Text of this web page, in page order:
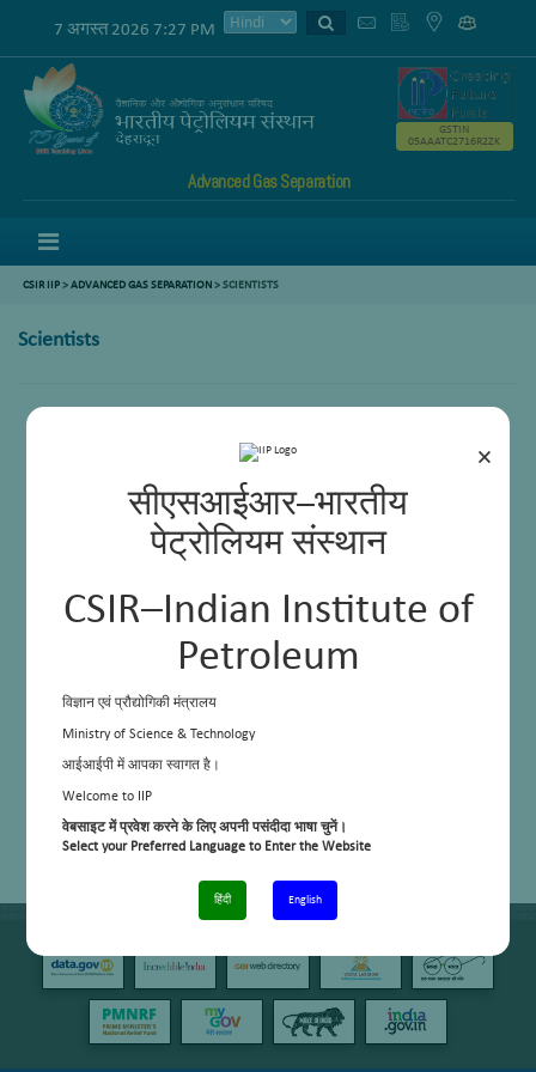
×
सीएसआईआर–भारतीय
पेट्रोलियम संस्थान
CSIR–Indian Institute of
Petroleum
विज्ञान एवं प्रौद्योगिकी मंत्रालय
Ministry of Science & Technology
आईआईपी में आपका स्वागत है।
Welcome to IIP
वेबसाइट में प्रवेश करने के लिए अपनी पसंदीदा भाषा चुनें।
Select your Preferred Language to Enter the Website
हिंदी English
7 अगस्त 2026 7:27 PM
Advanced Gas Separation
GSTIN
05AAATC2716R2ZK
CSIR IIP>ADVANCED GAS SEPARATION>SCIENTISTS
Scientists